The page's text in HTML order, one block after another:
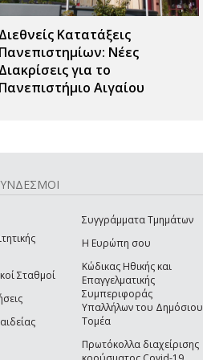
Διεθνείς Κατατάξεις
Πανεπιστημίων: Νέες
Διακρίσεις για το
Πανεπιστήμιο Αιγαίου
Σταθμοί
Συγγράμματα Τμημάτων
Η Ευρώπη σου
Κώδικας Ηθικής και
Επαγγελματικής
Συμπεριφοράς
Υπαλλήλων του Δημόσιου
Τομέα
Πρωτόκολλα διαχείρισης